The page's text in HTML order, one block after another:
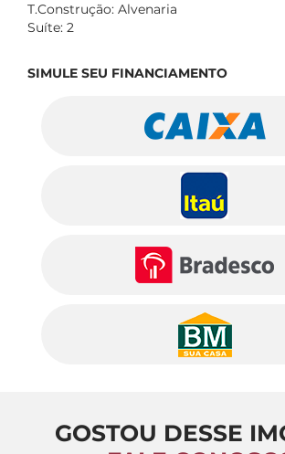
T.Construção: Alvenaria
Suíte: 2
SIMULE SEU FINANCIAMENTO
GOSTOU DESSE